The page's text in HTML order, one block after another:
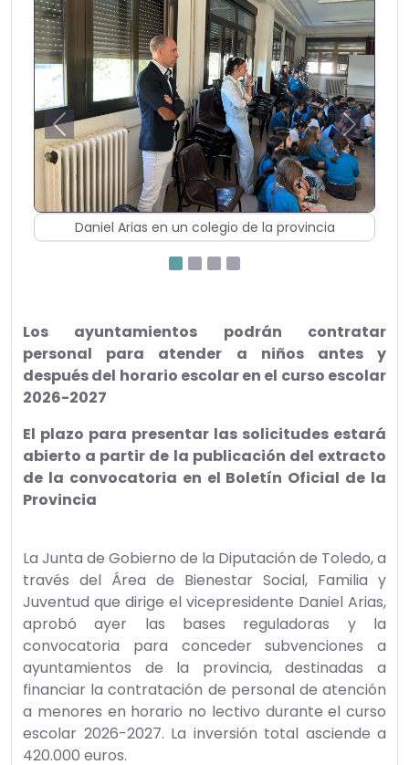
Daniel Arias Programa Atención a
horario no lectivo
Previous Next
Los ayuntamientos podrán contratar
personal para atender a niños antes y
después del horario escolar en el curso escolar
El plazo para presentar las solicitudes estará
abierto a partir de la publicación del extracto
de la convocatoria en el Boletín Oficial de la
La Junta de Gobierno de la Diputación de Toledo, a
través del Área de Bienestar Social, Familia y
Juventud que dirige el vicepresidente Daniel Arias,
aprobó ayer las bases reguladoras y la
convocatoria para conceder subvenciones a
ayuntamientos de la provincia, destinadas a
financiar la contratación de personal de atención
a menores en horario no lectivo durante el curso
escolar 2026-2027. La inversión total asciende a